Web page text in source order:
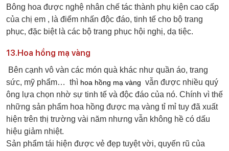
Bông hoa được nghệ nhân chế tác thành phụ kiện cao cấp
của chị em , là điểm nhấn độc đáo, tinh tế cho bộ trang
phục, đặc biệt là các bộ trang phục hội nghị, dạ tiệc.
13.Hoa hồng mạ vàng
Bên cạnh vô vàn các món quà khác như quần áo, trang
sức, mỹ phẩm… thì hoa hồng mạ vàng vẫn được nhiều quý
ông lựa chọn nhờ sự tinh tế và độc đáo của nó. Chính vì thế
những sản phẩm hoa hồng được mạ vàng tỉ mỉ tuy đã xuất
hiện trên thị trường vài năm nhưng vẫn không hề có dấu
hiệu giảm nhiệt.
Sản phẩm tái hiện được vẻ đẹp tuyệt vời, quyến rũ của